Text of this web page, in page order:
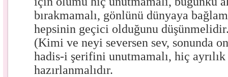
bırakmamalı, gönlünü dünyaya
hepsinin geçici olduğunu
(Kimi ve neyi seversen sev, sonunda
hadis-i şerifini unutmamalı, hiç
hazırlanmalıdır.